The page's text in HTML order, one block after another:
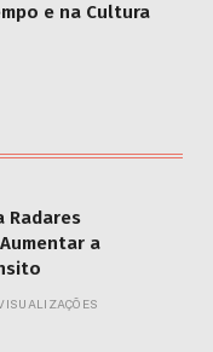
e na Cultura
Radares
a